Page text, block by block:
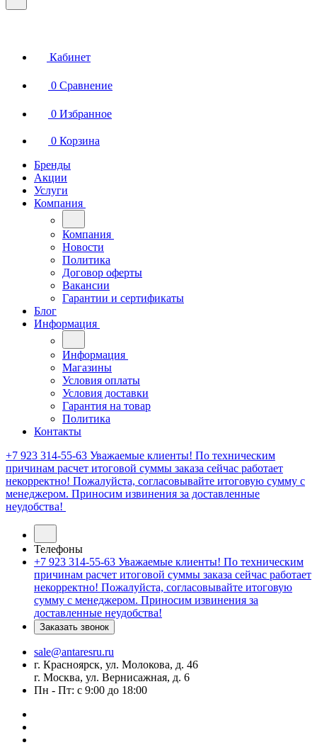
Кабинет
0 Сравнение
0 Избранное
0 Корзина
Бренды
Акции
Услуги
Компания
Компания
Новости
Политика
Договор оферты
Вакансии
Гарантии и сертификаты
Блог
Информация
Информация
Магазины
Условия оплаты
Условия доставки
Гарантия на товар
Политика
Контакты
+7 923 314-55-63 Уважаемые клиенты! По техническим
причинам расчет итоговой суммы заказа сейчас работает
некорректно! Пожалуйста, согласовывайте итоговую сумму с
менеджером. Приносим извинения за доставленные
неудобства!
Телефоны
+7 923 314-55-63 Уважаемые клиенты! По техническим
причинам расчет итоговой суммы заказа сейчас работает
некорректно! Пожалуйста, согласовывайте итоговую
сумму с менеджером. Приносим извинения за
доставленные неудобства!
Заказать звонок
sale@antaresru.ru
г. Красноярск, ул. Молокова, д. 46
г. Москва, ул. Вернисажная, д. 6
Пн - Пт: с 9:00 до 18:00